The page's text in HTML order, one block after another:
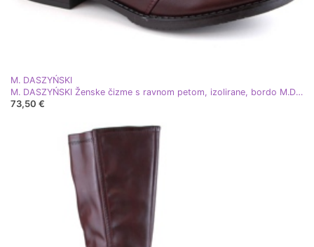
M. DASZYŃSKI
M. DASZYŃSKI Ženske čizme s ravnom petom, izolirane, bordo M.Daszyński MR2251-6 crvena
73,50 €